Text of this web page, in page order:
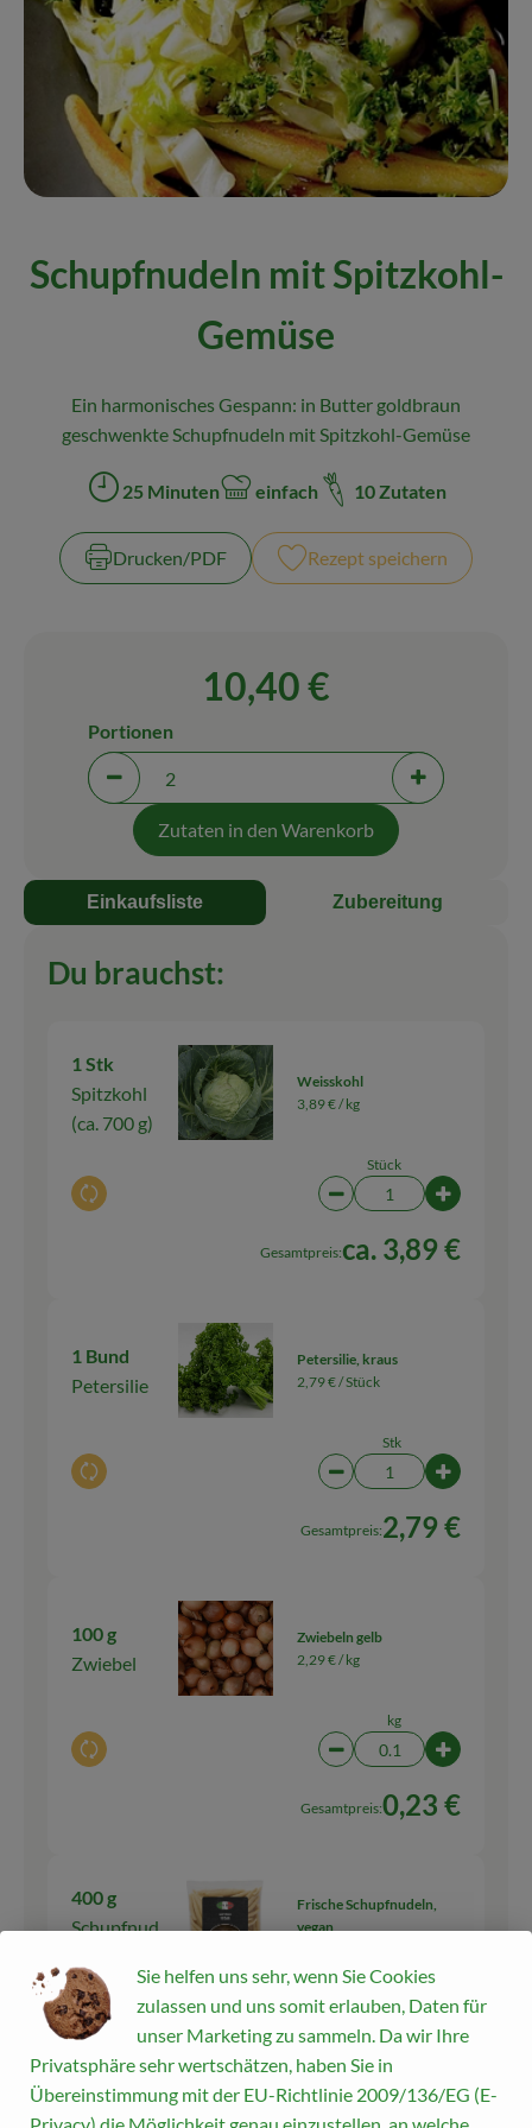
Naturkost
Wein
Getränke
Kosmetik & Drogerie
Wir empfehlen
Über uns
Blog
Schupfnudeln mit Spitzkohl-
Gemüse
Ein harmonisches Gespann: in Butter goldbraun
geschwenkte Schupfnudeln mit Spitzkohl-Gemüse
Zubreitungszeit:
25 Minuten
Schwierigkeit:
einfach 10 Zutaten
Drucken​/​PDF Rezept speichern
10,40 €
Portionen verringern (aktuell 2 Portionen
Portionen
Portionen
Zutaten in den Warenkorb
Einkaufsliste Zubereitung
Du brauchst:
1 Stk
Spitzkohl
(ca. 700 g)
Auswahl ändern
Weisskohl
3,89 € /kg
Stück
Artikelanzahl
Gesamtpreis:ca. 3,89 €
1 Bund
Petersilie
Auswahl ändern
Petersilie, kraus
2,79 € /Stück
Stk
Artikelanzahl
Gesamtpreis:2,79 €
100 g
Zwiebel
Auswahl ändern
Zwiebeln gelb
2,29 € /kg
kg
Artikelanzahl
Gesamtpreis:0,23 €
400 g
Schupfnud
Auswahl ändern
Frische Schupfnudeln,
vegan
400 g
Artikelanzahl
Gesamtpreis:3,49 €
Sie helfen uns sehr, wenn Sie Cookies
zulassen und uns somit erlauben, Daten für
unser Marketing zu sammeln. Da wir Ihre
Privatsphäre sehr wertschätzen, haben Sie in
Übereinstimmung mit der EU-Richtlinie 2009/136/EG (E-